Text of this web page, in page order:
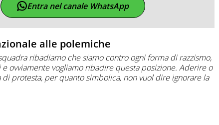
Entra nel canale WhatsApp
alle polemiche
ribadiamo che siamo contro ogni forma di razzismo,
ovviamente vogliamo ribadire questa posizione. Aderire o
protesta, per quanto simbolica, non vuol dire ignorare la